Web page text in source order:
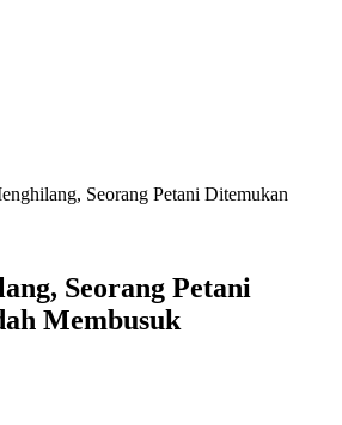
Seorang Petani Ditemukan
Seorang Petani
Membusuk